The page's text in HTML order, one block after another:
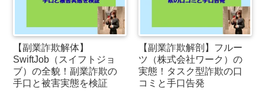
【副業詐欺解体】
SwiftJob（スイフトジョ
ブ）の全貌！副業詐欺の
手口と被害実態を検証
【副業詐欺解剖】フルー
ツ（株式会社ワーク）の
実態！タスク型詐欺の口
コミと手口告発